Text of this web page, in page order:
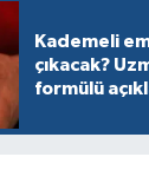
Kademeli
çıkacak?
formülü